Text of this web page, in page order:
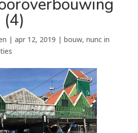
| apr 12, 2019 | bouw, nunc in